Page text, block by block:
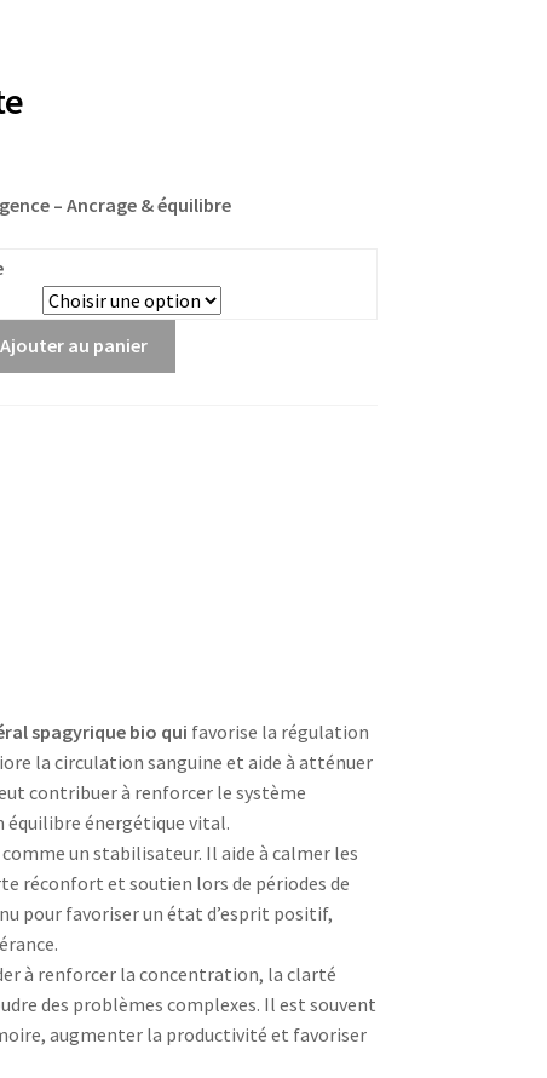
– Ancrage & équilibre
Ajouter au panier
spagyrique bio qui favorise la régulation
la circulation sanguine et aide à atténuer
contribuer à renforcer le système
énergétique vital.
un stabilisateur. Il aide à calmer les
réconfort et soutien lors de périodes de
pour favoriser un état d’esprit positif,
à renforcer la concentration, la clarté
des problèmes complexes. Il est souvent
augmenter la productivité et favoriser